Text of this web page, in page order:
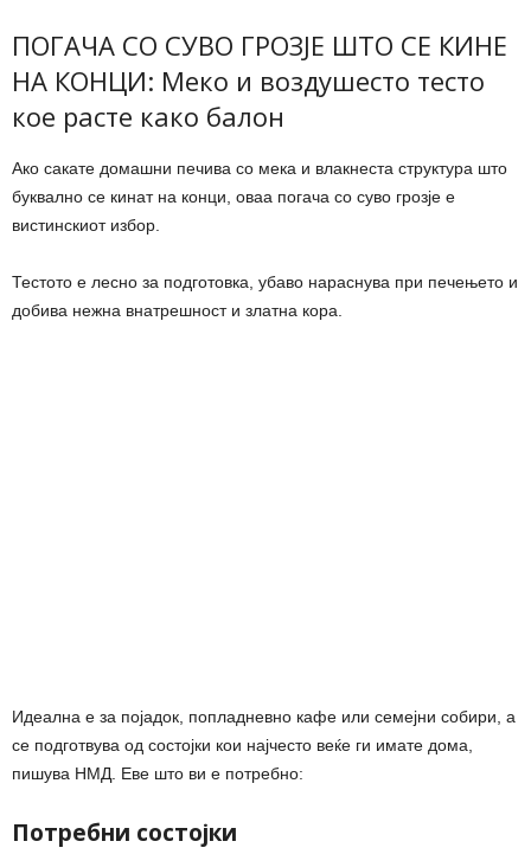
ПОГАЧА СО СУВО ГРОЗЈЕ ШТО СЕ КИНЕ
НА КОНЦИ: Меко и воздушесто тесто
кое расте како балон
Ако сакате домашни печива со мека и влакнеста структура што
буквално се кинат на конци, оваа погача со суво грозје е
вистинскиот избор.
Тестото е лесно за подготовка, убаво нараснува при печењето и
добива нежна внатрешност и златна кора.
Идеална е за појадок, попладневно кафе или семејни собири, а
се подготвува од состојки кои најчесто веќе ги имате дома,
пишува НМД. Еве што ви е потребно:
Потребни состојки